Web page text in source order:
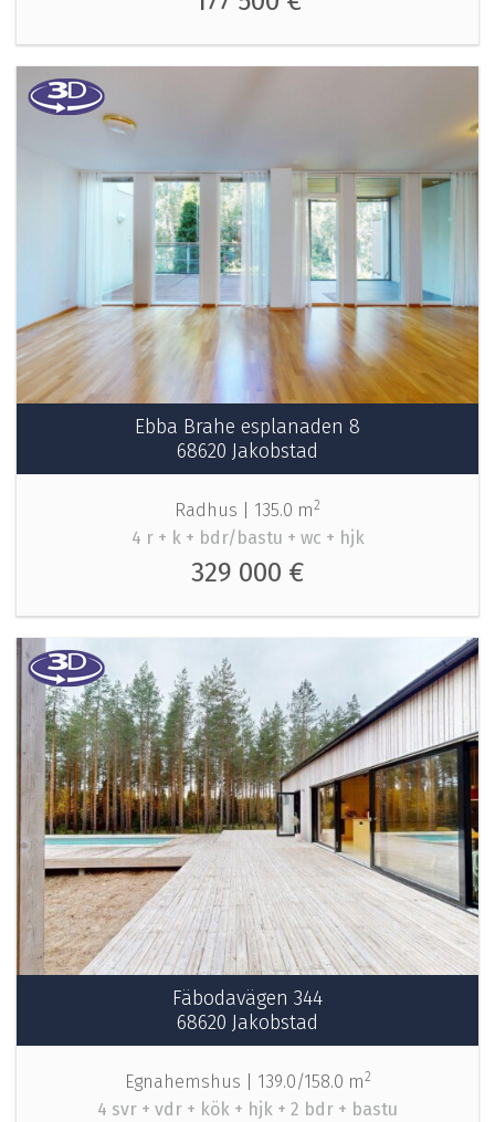
Ebba Brahe esplanaden 8
68620 Jakobstad
Radhus | 135.0 m2
4 r + k + bdr/bastu + wc + hjk
329 000 €
Fäbodavägen 344
68620 Jakobstad
Egnahemshus | 139.0/158.0 m2
4 svr + vdr + kök + hjk + 2 bdr + bastu